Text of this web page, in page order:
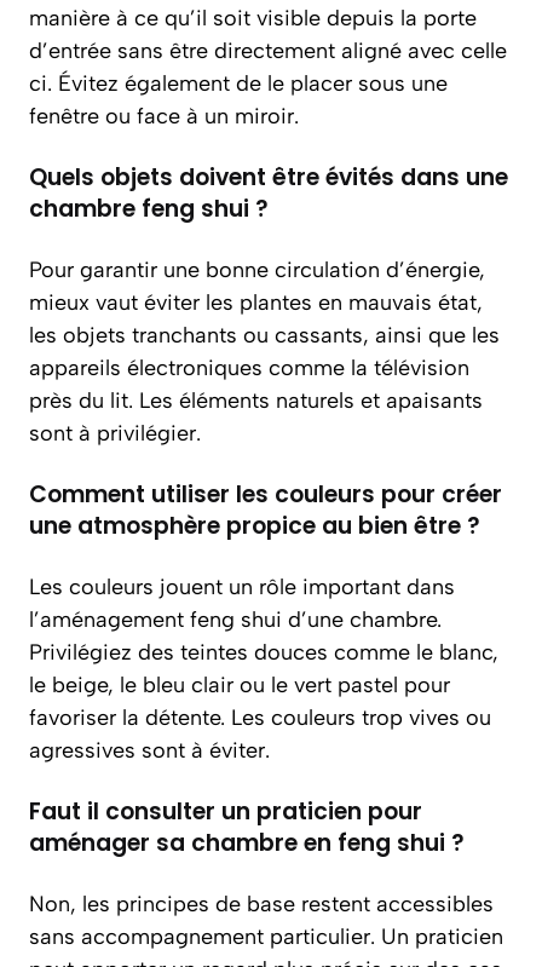
manière à ce qu’il soit visible depuis la porte
d’entrée sans être directement aligné avec celle
ci. Évitez également de le placer sous une
fenêtre ou face à un miroir.
Quels objets doivent être évités dans une
chambre feng shui ?
Pour garantir une bonne circulation d’énergie,
mieux vaut éviter les plantes en mauvais état,
les objets tranchants ou cassants, ainsi que les
appareils électroniques comme la télévision
près du lit. Les éléments naturels et apaisants
sont à privilégier.
Comment utiliser les couleurs pour créer
une atmosphère propice au bien être ?
Les couleurs jouent un rôle important dans
l’aménagement feng shui d’une chambre.
Privilégiez des teintes douces comme le blanc,
le beige, le bleu clair ou le vert pastel pour
favoriser la détente. Les couleurs trop vives ou
agressives sont à éviter.
Faut il consulter un praticien pour
aménager sa chambre en feng shui ?
Non, les principes de base restent accessibles
sans accompagnement particulier. Un praticien